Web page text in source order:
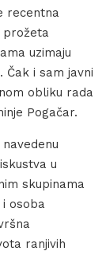
recentna
prožeta
uzimaju
i sam javni
obliku rada
Pogačar.
u
skupinama
osoba
ranjivih